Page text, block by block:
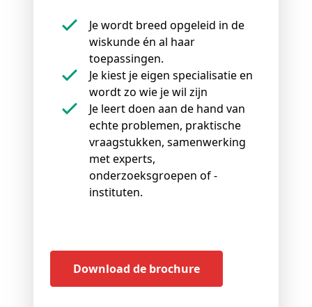
Je wordt breed opgeleid in de
wiskunde én al haar
toepassingen.
Je kiest je eigen specialisatie en
wordt zo wie je wil zijn
Je leert doen aan de hand van
echte problemen, praktische
vraagstukken, samenwerking
met experts,
onderzoeksgroepen of -
instituten.
Download de brochure